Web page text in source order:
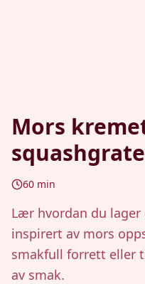
Mors
60 min
Lær hvordan du
inspirert av mors
smakfull forrett eller
av smak.